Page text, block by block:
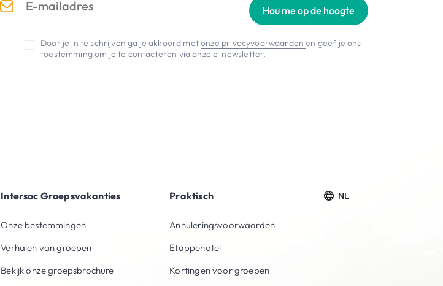
Hou me op de hoogte
Door je in te schrijven ga je akkoord metonze privacyvoorwaardenen geef je ons
toestemming om je te contacteren via onze e-newsletter.
Intersoc Groepsvakanties
Onze bestemmingen
Verhalen van groepen
Bekijk onze groepsbrochure
Praktisch
Annuleringsvoorwaarden
Etappehotel
Kortingen voor groepen
NL